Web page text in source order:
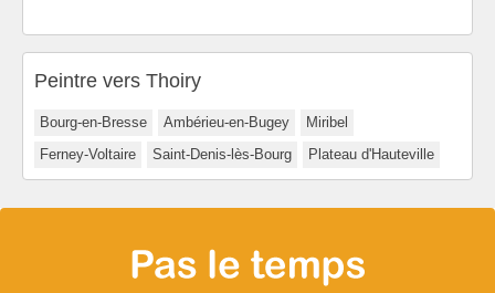
Peintre vers Thoiry
Bourg-en-Bresse Ambérieu-en-Bugey
Miribel
Ferney-Voltaire
Saint-Denis-lès-Bourg Plateau d'Hauteville